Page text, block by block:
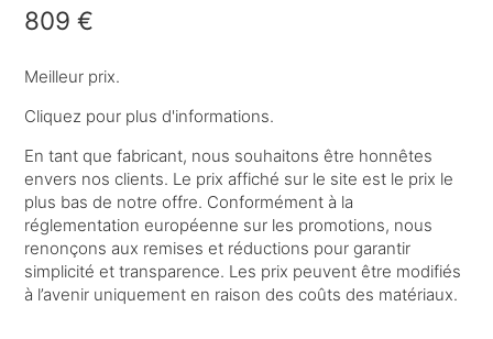
809 €
Meilleur prix.
Cliquez pour plus d'informations.
En tant que fabricant, nous souhaitons être honnêtes
envers nos clients. Le prix affiché sur le site est le prix le
plus bas de notre offre. Conformément à la
réglementation européenne sur les promotions, nous
renonçons aux remises et réductions pour garantir
simplicité et transparence. Les prix peuvent être modifiés
à l’avenir uniquement en raison des coûts des matériaux.